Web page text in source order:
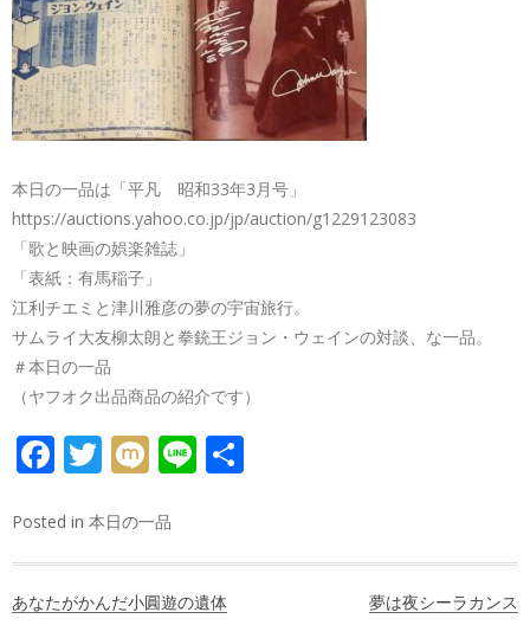
本日の一品は「平凡 昭和33年3月号」
https://auctions.yahoo.co.jp/jp/auction/g1229123083
「歌と映画の娯楽雑誌」
「表紙：有馬稲子」
江利チエミと津川雅彦の夢の宇宙旅行。
サムライ大友柳太朗と拳銃王ジョン・ウェインの対談、な一品。
＃本日の一品
（ヤフオク出品商品の紹介です）
FACEBOOK
TWITTER
MIXILINE
Posted in 本日の一品
あなたがかんだ小圓遊の遺体 夢は夜シーラカンス